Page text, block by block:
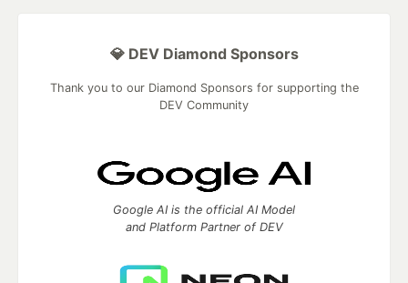
💎 DEV Diamond Sponsors
Thank you to our Diamond Sponsors for supporting the
DEV Community
Google AI is the official AI Model
and Platform Partner of DEV